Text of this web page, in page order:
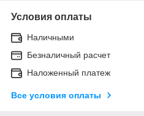
Условия оплаты
Наличными
Безналичный расчет
Наложенный платеж
Все условия оплаты